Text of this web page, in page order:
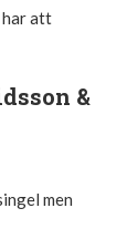
har att
&
men